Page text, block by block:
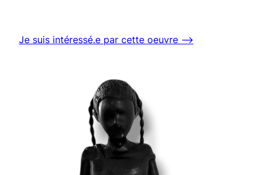
Je suis intéressé.e par cette oeuvre ⟶